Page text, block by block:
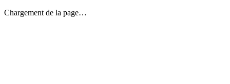
Chargement de la page…